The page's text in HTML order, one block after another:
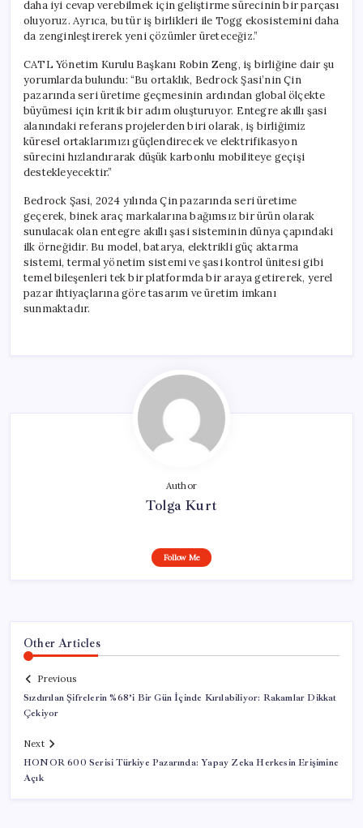
daha iyi cevap verebilmek için geliştirme sürecinin bir parçası
oluyoruz. Ayrıca, bu tür iş birlikleri ile Togg ekosistemini daha
da zenginleştirerek yeni çözümler üreteceğiz.”
CATL Yönetim Kurulu Başkanı Robin Zeng, iş birliğine dair şu
yorumlarda bulundu: “Bu ortaklık, Bedrock Şasi’nin Çin
pazarında seri üretime geçmesinin ardından global ölçekte
büyümesi için kritik bir adım oluşturuyor. Entegre akıllı şasi
alanındaki referans projelerden biri olarak, iş birliğimiz
küresel ortaklarımızı güçlendirecek ve elektrifikasyon
sürecini hızlandırarak düşük karbonlu mobiliteye geçişi
destekleyecektir.”
Bedrock Şasi, 2024 yılında Çin pazarında seri üretime
geçerek, binek araç markalarına bağımsız bir ürün olarak
sunulacak olan entegre akıllı şasi sisteminin dünya çapındaki
ilk örneğidir. Bu model, batarya, elektrikli güç aktarma
sistemi, termal yönetim sistemi ve şasi kontrol ünitesi gibi
temel bileşenleri tek bir platformda bir araya getirerek, yerel
pazar ihtiyaçlarına göre tasarım ve üretim imkanı
sunmaktadır.
Author
Tolga Kurt
Follow Me
Other Articles
Previous
Sızdırılan Şifrelerin %68’i Bir Gün İçinde Kırılabiliyor: Rakamlar Dikkat
Çekiyor
Next
HONOR 600 Serisi Türkiye Pazarında: Yapay Zeka Herkesin Erişimine
Açık